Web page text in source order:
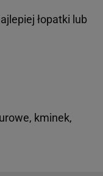
łopatki lub
kminek,